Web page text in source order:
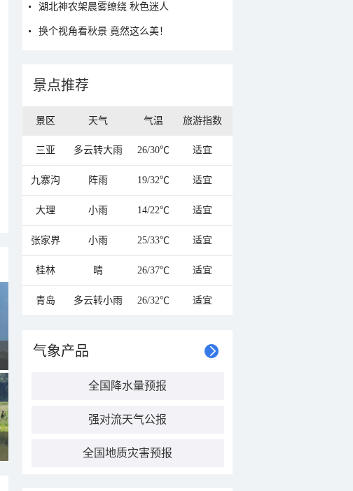
湖北神农架晨雾缭绕 秋色迷人
换个视角看秋景 竟然这么美！
景点推荐
景区 天气 气温 旅游指数
三亚 多云转大雨 26/30℃ 适宜
九寨沟 阵雨 19/32℃ 适宜
大理 小雨 14/22℃ 适宜
张家界 小雨 25/33℃ 适宜
桂林 晴 26/37℃ 适宜
青岛 多云转小雨 26/32℃ 适宜
气象产品
全国降水量预报
强对流天气公报
全国地质灾害预报